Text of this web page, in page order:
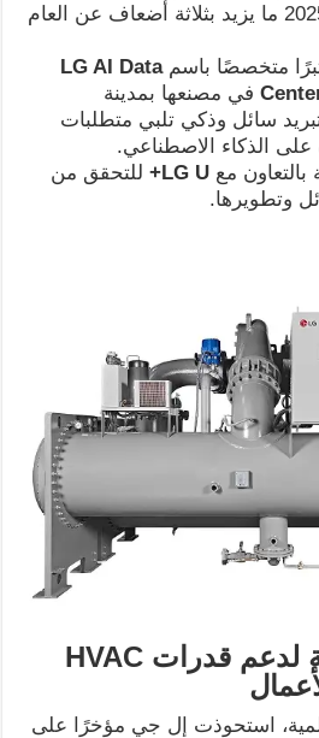
لديها خلال عام 2025 ما يزيد بثلاثة أضعاف عن العام
متخصصًا باسم LG AI Data
في مصنعها بمدينة
سائل وذكي تلبي متطلبات
على الذكاء الاصطناعي.
مع LG U+ للتحقق من
وتطويرها.
لدعم قدراتHVAC
استحوذت إل جي مؤخرًا على